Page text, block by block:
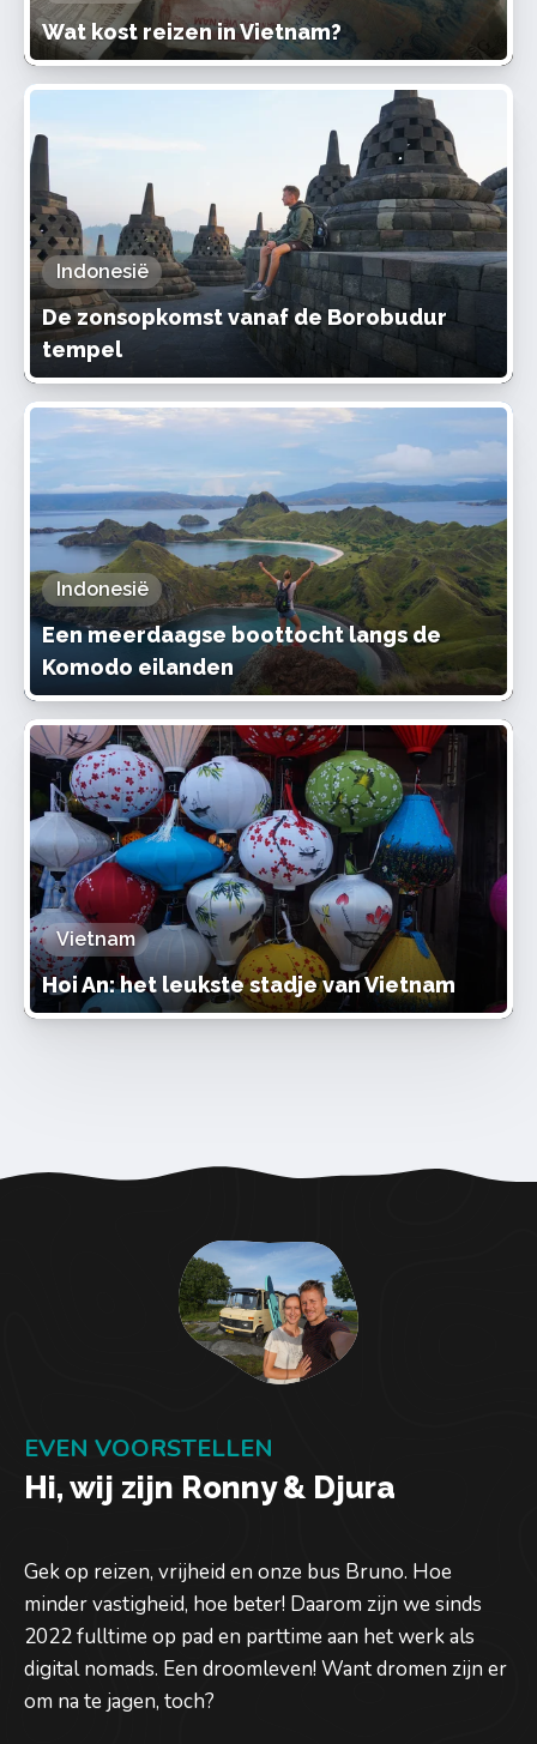
Wat kost reizen in Vietnam?
Indonesië
De zonsopkomst vanaf de Borobudur
tempel
Indonesië
Een meerdaagse boottocht langs de
Komodo eilanden
Vietnam
Hoi An: het leukste stadje van Vietnam
EVEN VOORSTELLEN
Hi, wij zijn Ronny & Djura
Gek op reizen, vrijheid en onze bus Bruno. Hoe
minder vastigheid, hoe beter! Daarom zijn we sinds
2022 fulltime op pad en parttime aan het werk als
digital nomads. Een droomleven! Want dromen zijn er
om na te jagen, toch?